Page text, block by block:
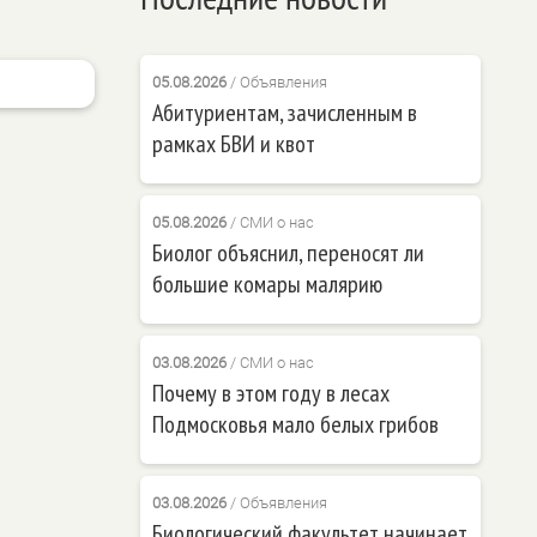
05.08.2026/ Объявления
Абитуриентам, зачисленным в
рамках БВИ и квот
05.08.2026/ СМИ о нас
Биолог объяснил, переносят ли
большие комары малярию
03.08.2026/ СМИ о нас
Почему в этом году в лесах
Подмосковья мало белых грибов
03.08.2026/ Объявления